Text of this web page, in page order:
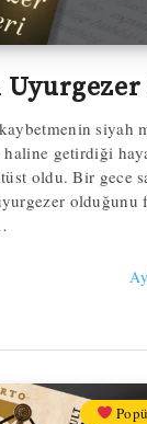
siyah
haline getirdiği
oldu. Bir gece
olduğunu